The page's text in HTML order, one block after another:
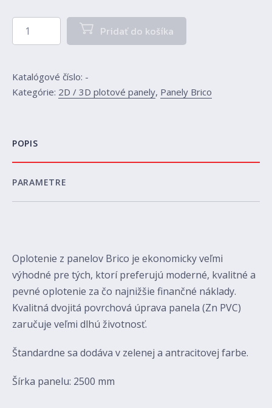
množstvo PANEL BRICO 1,23m - oko 50x200/4mm
Pridať do košíka
Katalógové číslo: -
Kategórie: 2D / 3D plotové panely, Panely Brico
POPIS
PARAMETRE
Oplotenie z panelov Brico je ekonomicky veľmi
výhodné pre tých, ktorí preferujú moderné, kvalitné a
pevné oplotenie za čo najnižšie finančné náklady.
Kvalitná dvojitá povrchová úprava panela (Zn PVC)
zaručuje veľmi dlhú životnosť.
Štandardne sa dodáva v zelenej a antracitovej farbe.
Šírka panelu: 2500 mm